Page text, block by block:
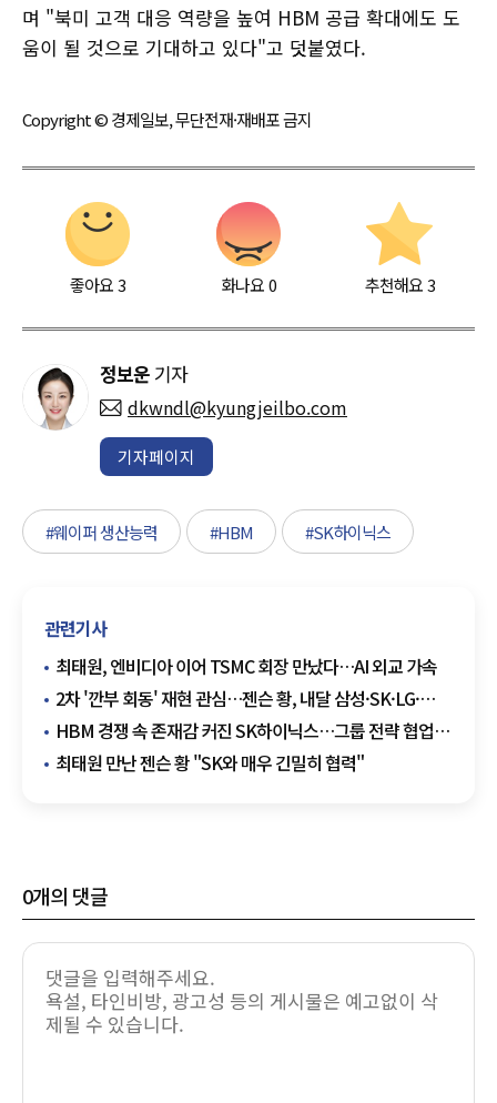
며 "북미 고객 대응 역량을 높여 HBM 공급 확대에도 도
움이 될 것으로 기대하고 있다"고 덧붙였다.
Copyright © 경제일보, 무단전재·재배포 금지
좋아요3 화나요0 추천해요 3
정보운 기자
dkwndl@kyungjeilbo.com
기자페이지
#웨이퍼 생산능력 #HBM #SK하이닉스
관련기사
최태원, 엔비디아 이어 TSMC 회장 만났다…AI 외교 가속
2차 '깐부 회동' 재현 관심…젠슨 황, 내달 삼성·SK·LG·
네이버 연쇄 회동 가능성
HBM 경쟁 속 존재감 커진 SK하이닉스…그룹 전략 협업
중요성 부각
최태원 만난 젠슨 황 "SK와 매우 긴밀히 협력"
0개의 댓글